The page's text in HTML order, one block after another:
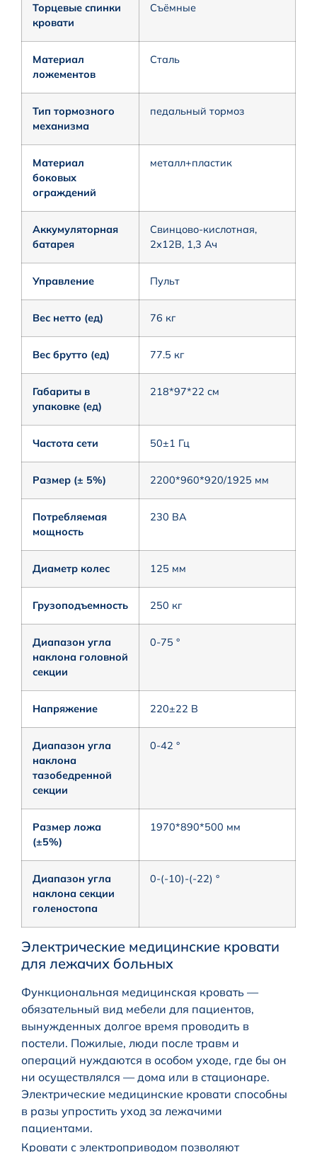
Торцевые спинки
кровати
Съёмные
Материал
ложементов
Сталь
Тип тормозного
механизма
педальный тормоз
Материал
боковых
ограждений
металл+пластик
Аккумуляторная
батарея
Свинцово-кислотная,
2х12В, 1,3 Ач
Управление Пульт
Вес нетто (ед) 76 кг
Вес брутто (ед) 77.5 кг
Габариты в
упаковке (ед)
218*97*22 см
Частота сети 50±1 Гц
Размер (± 5%) 2200*960*920/1925 мм
Потребляемая
мощность
230 ВА
Диаметр колес 125 мм
Грузоподъемность 250 кг
Диапазон угла
наклона головной
секции
0-75 °
Напряжение 220±22 В
Диапазон угла
наклона
тазобедренной
секции
0-42 °
Размер ложа
(±5%)
1970*890*500 мм
Диапазон угла
наклона секции
голеностопа
0-(-10)-(-22) °
Электрические медицинские кровати
для лежачих больных
Функциональная медицинская кровать —
обязательный вид мебели для пациентов,
вынужденных долгое время проводить в
постели. Пожилые, люди после травм и
операций нуждаются в особом уходе, где бы он
ни осуществлялся — дома или в стационаре.
Электрические медицинские кровати способны
в разы упростить уход за лежачими
пациентами.
Кровати с электроприводом позволяют